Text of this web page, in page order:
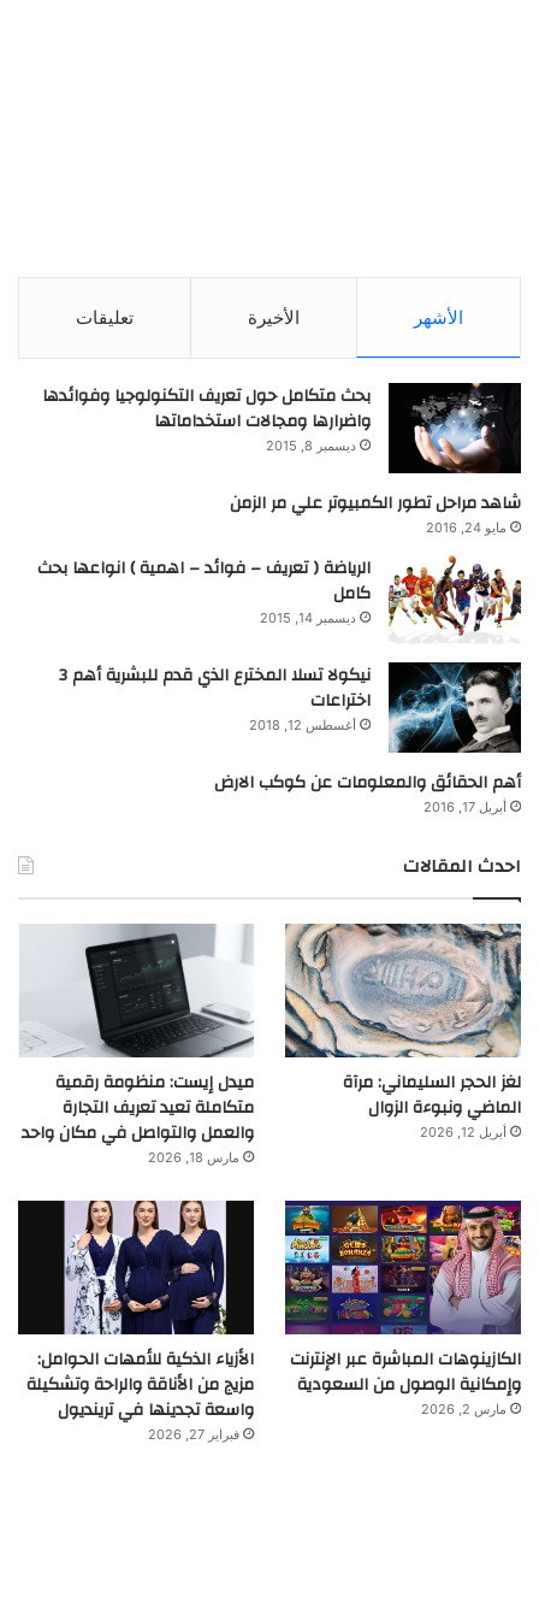
الأشهر الأخيرة تعليقات
بحث متكامل حول تعريف التكنولوجيا وفوائدها
واضرارها ومجالات استخداماتها
ديسمبر 8, 2015
شاهد مراحل تطور الكمبيوتر علي مر الزمن
مايو 24, 2016
الرياضة ( تعريف – فوائد – اهمية ) انواعها بحث
كامل
ديسمبر 14, 2015
نيكولا تسلا المخترع الذي قدم للبشرية أهم 3
اختراعات
أغسطس 12, 2018
أهم الحقائق والمعلومات عن كوكب الارض
أبريل 17, 2016
احدث المقالات
لغز الحجر السليماني: مرآة
الماضي ونبوءة الزوال
أبريل 12, 2026
ميدل إيست: منظومة رقمية
متكاملة تعيد تعريف التجارة
والعمل والتواصل في مكان واحد
مارس 18, 2026
الكازينوهات المباشرة عبر الإنترنت
وإمكانية الوصول من السعودية
مارس 2, 2026
الأزياء الذكية للأمهات الحوامل:
مزيج من الأناقة والراحة وتشكيلة
واسعة تجدينها في ترينديول
فبراير 27, 2026